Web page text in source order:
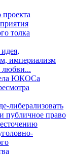
толка
империализм
любви...
ЮКОСа
либерализовать
публичное право